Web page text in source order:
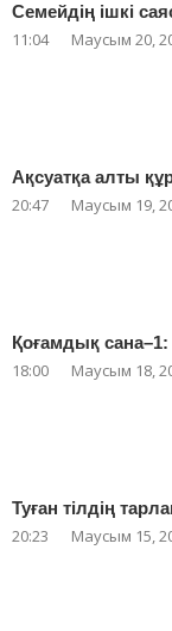
Семейдің ішкі
11:04 Маусым 20,
Ақсуатқа алты
20:47 Маусым 19,
Қоғамдық сана–1:
18:00 Маусым 18,
Туған тілдің
20:23 Маусым 15,